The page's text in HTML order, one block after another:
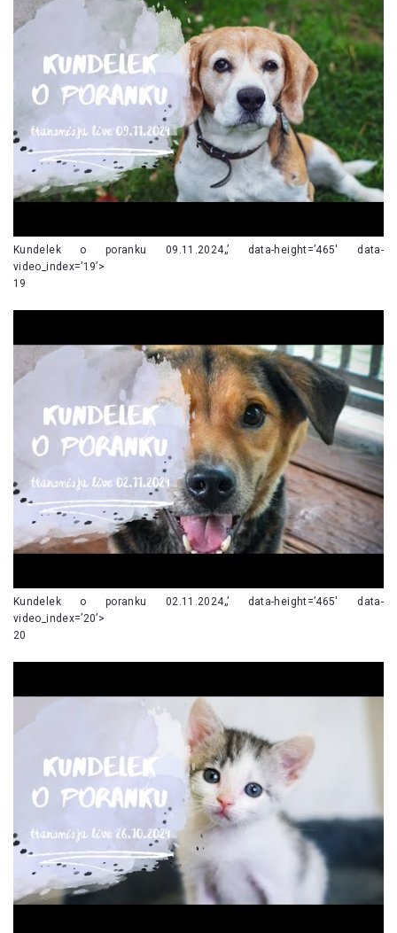
Kundelek o poranku 09.11.2024„’ data-height=’465′ data-
video_index=’19’>
19
Kundelek o poranku 02.11.2024„’ data-height=’465′ data-
video_index=’20’>
20